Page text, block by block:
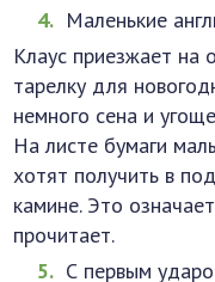
Маленькие
Клаус приезжает на
тарелку для
немного сена и
На листе бумаги
хотят получить в
камине. Это
прочитает.
С первым